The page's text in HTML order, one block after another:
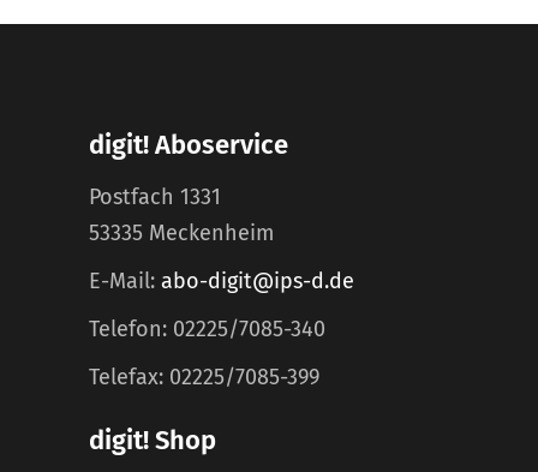
digit! Aboservice
Postfach 1331
53335 Meckenheim
E-Mail: abo-digit@ips-d.de
Telefon: 02225/7085-340
Telefax: 02225/7085-399
digit! Shop